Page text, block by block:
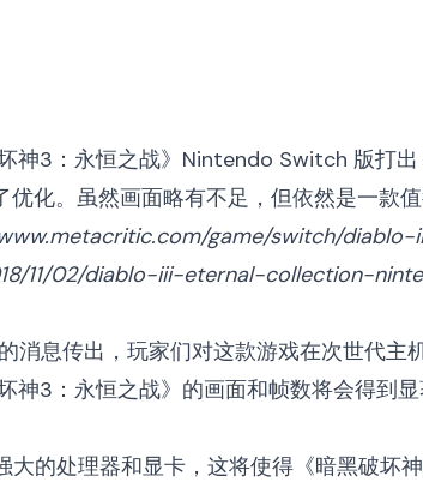
神3：永恒之战》Nintendo Switch 版打出
化。虽然画面略有不足，但依然是一款值
game/switch/
11/02/diablo-iii-eternal-collection-
消息传出，玩家们对这款游戏在次世代
3：永恒之战》的画面和帧数将会得到显
的处理器和显卡，这将使得《暗黑破坏